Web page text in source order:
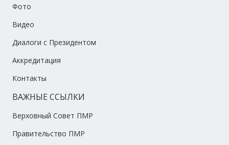
Фото
Видео
Диалоги с Президентом
Аккредитация
Контакты
ВАЖНЫЕ ССЫЛКИ
Верховный Совет ПМР
Правительство ПМР